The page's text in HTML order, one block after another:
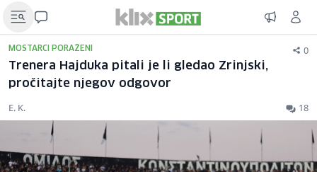
MOSTARCI PORAŽENI 0
Trenera Hajduka pitali je li gledao Zrinjski,
pročitajte njegov odgovor
E. K. 18